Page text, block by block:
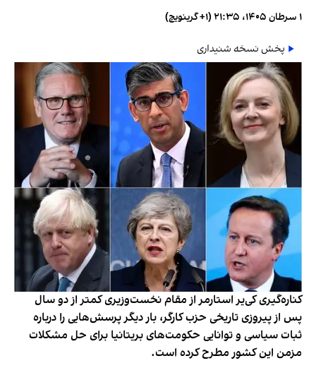
۱ سرطان ۱۴۰۵، ۲۱:۳۵ (‎+۱ گرینویچ)
پخش نسخه شنیداری
کناره‌گیری کی‌یر استارمر از مقام نخست‌وزیری کمتر از دو سال
پس از پیروزی تاریخی حزب کارگر، بار دیگر پرسش‌هایی را درباره
ثبات سیاسی و توانایی حکومت‌های بریتانیا برای حل مشکلات
مزمن این کشور مطرح کرده است.